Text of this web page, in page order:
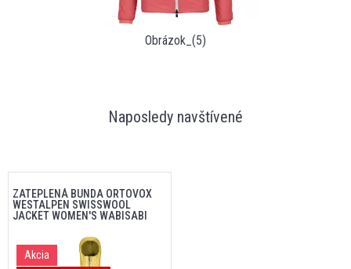
Obrázok_(5)
Naposledy navštívené
ZATEPLENÁ BUNDA ORTOVOX
WESTALPEN SWISSWOOL
JACKET WOMEN'S WABISABI
Akcia